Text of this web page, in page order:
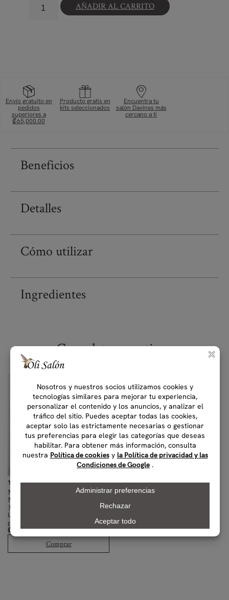
AÑADIR AL CARRITO
Envío gratuito en
pedidos
superiores a
₡65,000.00
Producto gratis en
kits seleccionados
Encuentra tu
salón Davines más
cercano a ti
Beneficios
Detalles
Cómo utilizar
Ingredientes
Complete su rutina...
(0)
Moroccanoil Luminous Hairspray
Medium
330 ml, 75 ml
Laca para el cabello de fijación media
para todo tipo de cabello
₡
10,000.00–₡21,000.00 IVAI
Comprar